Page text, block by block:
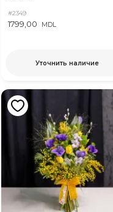
#2349
1799,00 MDL
Уточнить наличие